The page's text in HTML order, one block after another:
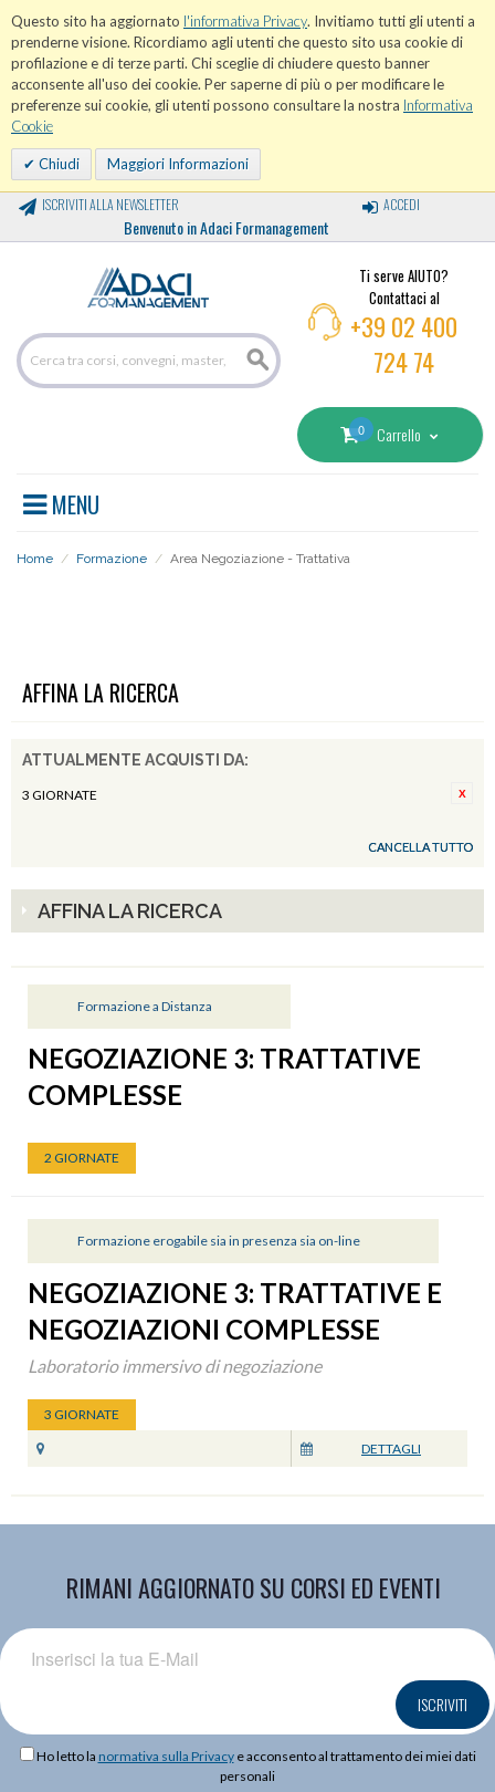
Questo sito ha aggiornato l'informativa Privacy. Invitiamo tutti gli utenti a
prenderne visione. Ricordiamo agli utenti che questo sito usa cookie di
profilazione e di terze parti. Chi sceglie di chiudere questo banner
acconsente all'uso dei cookie. Per saperne di più o per modificare le
preferenze sui cookie, gli utenti possono consultare la nostra Informativa
Cookie
Chiudi Maggiori Informazioni
ISCRIVITI ALLA NEWSLETTER
Benvenuto in Adaci Formanagement
ACCEDI
Ti serve AIUTO?
Contattaci al
+39 02 400
724 74
0 Carrello
MENU
Home / Formazione / Area Negoziazione - Trattativa
AFFINA LA RICERCA
ATTUALMENTE ACQUISTI DA:
3 GIORNATE
CANCELLA TUTTO
AFFINA LA RICERCA
Formazione a Distanza
NEGOZIAZIONE 3: TRATTATIVE
COMPLESSE
2 GIORNATE
Formazione erogabile sia in presenza sia on-line
NEGOZIAZIONE 3: TRATTATIVE E
NEGOZIAZIONI COMPLESSE
Laboratorio immersivo di negoziazione
3 GIORNATE
DETTAGLI
RIMANI AGGIORNATO SU CORSI ED EVENTI
ISCRIVITI
Ho letto la normativa sulla Privacye acconsento al trattamento dei miei dati
personali